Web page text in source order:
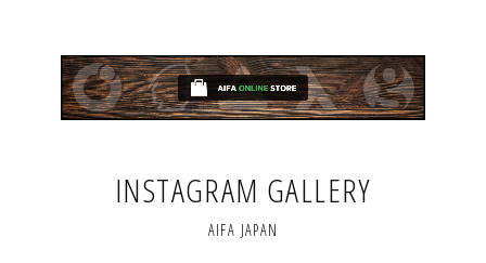
INSTAGRAM GALLERY
AIFA JAPAN